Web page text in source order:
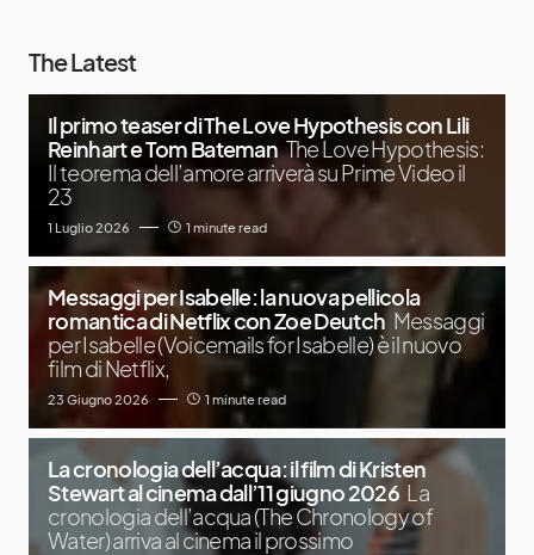
The Latest
Il primo teaser di The Love Hypothesis con Lili
Reinhart e Tom Bateman The Love Hypothesis:
Il teorema dell’amore arriverà su Prime Video il
23
1 Luglio 2026 1 minute read
Messaggi per Isabelle: la nuova pellicola
romantica di Netflix con Zoe Deutch Messaggi
per Isabelle (Voicemails for Isabelle) è il nuovo
film di Netflix,
23 Giugno 2026 1 minute read
La cronologia dell’acqua: il film di Kristen
Stewart al cinema dall’11 giugno 2026 La
cronologia dell’acqua (The Chronology of
Water) arriva al cinema il prossimo